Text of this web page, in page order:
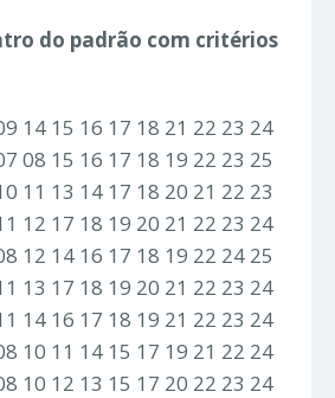
do padrão com critérios
14 15 16 17 18 21 22 23 24
08 15 16 17 18 19 22 23 25
11 13 14 17 18 20 21 22 23
12 17 18 19 20 21 22 23 24
12 14 16 17 18 19 22 24 25
13 17 18 19 20 21 22 23 24
14 16 17 18 19 21 22 23 24
10 11 14 15 17 19 21 22 24
10 12 13 15 17 20 22 23 24